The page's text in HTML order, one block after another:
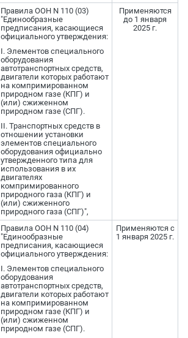
Правила ООН N 110 (03)
"Единообразные
предписания, касающиеся
официального утверждения:
I. Элементов специального
оборудования
автотранспортных средств,
двигатели которых работают
на компримированном
природном газе (КПГ) и
(или) сжиженном
природном газе (СПГ).
II. Транспортных средств в
отношении установки
элементов специального
оборудования официально
утвержденного типа для
использования в их
двигателях
компримированного
природного газа (КПГ) и
(или) сжиженного
природного газа (СПГ)",
Применяются
до 1 января
2025 г.
Правила ООН N 110 (04)
"Единообразные
предписания, касающиеся
официального утверждения:
I. Элементов специального
оборудования
автотранспортных средств,
двигатели которых работают
на компримированном
природном газе (КПГ) и
(или) сжиженном
природном газе (СПГ).
Применяются с
1 января 2025 г.